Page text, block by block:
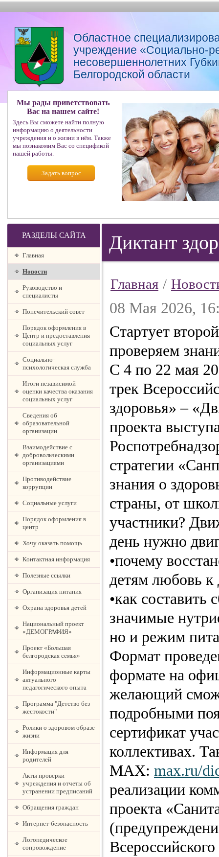
Областное
учреждение «Социально-
несовершеннолетних
Белгородской области
Мы рады приветствовать
Вас на нашем сайте!
Здесь Вы сможете найти полную
информацию о деятельности
учреждения и о жизни в нём. Также
мы познакомим Вас со спецификой
нашей работы.
Задать вопрос
РАЗДЕЛЫ САЙТА
Главная
Новости
Руководство и
специалисты
Попечительский совет
Порядок оформления в
Центр и предоставления
социальных услуг
Социально-
психологическая служба
Итоги независимой
оценки качества оказания
социальных услуг
Сведения об
образовательной
организации
Взаимодействие с
добровольческими
организациями
Противодействие
коррупции
Социальные услуги
Порядок оформления в
центр
Хочу оказать помощь
Контактная информация
Полезные ссылки
Организация питания
Охрана здоровья детей
Национальный проект
«ДЕМОГРАФИЯ»
Проект «Большая
белгородская семья»
Информационные карты
актуального
педагогического опыта
Программа "Детство без
жестокости"
Ролики о здоровом образе
жизни
Информация для
родителей
Акты проверки
учреждения и отчеты об
устранении предписаний
Обращения граждан
Интернет-безопасность
Логопедическое
сопровождение
Диктант
Главная /
08 Мая 2026,
Стартует
проверяем
С 4 по 22 мая
трек
здоровья» –
проекта
стратегии
знания о
страны, от
участники?
день нужно
•почему
детям любовь
•как составить
значимые
но и режим
Формат
формате на
желающий
подробными
сертификат
коллективах.
MAX: max.ru/
реализации
проекта